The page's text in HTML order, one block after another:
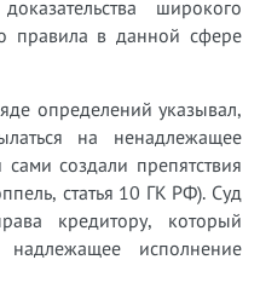
широкого
правила в данной сфере
определений указывал,
на ненадлежащее
создали препятствия
статья 10 ГК РФ). Суд
кредитору, который
исполнение